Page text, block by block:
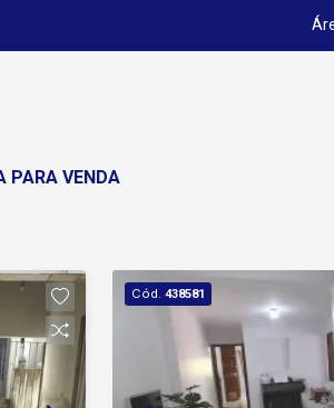
PARA VENDA
Cód. 438581